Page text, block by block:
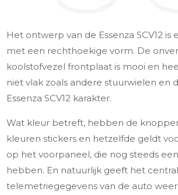
Het ontwerp van de Essenza SCV12 is
met een rechthoekige vorm. De
koolstofvezel frontplaat is mooi en
niet vlak zoals andere stuurwielen en
Essenza SCV12 karakter.
Wat kleur betreft, hebben de
kleuren stickers en hetzelfde geldt
op het voorpaneel, die nog steeds
hebben. En natuurlijk geeft het
telemetriegegevens van de auto